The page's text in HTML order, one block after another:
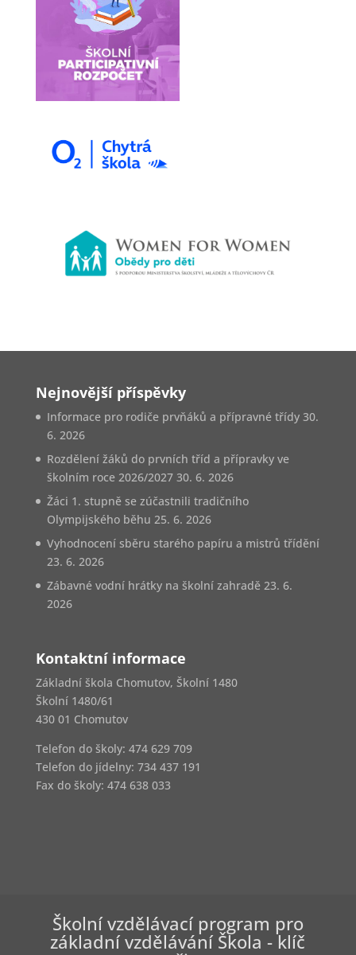
Nejnovější příspěvky
Informace pro rodiče prvňáků a přípravné třídy 30.
6. 2026
Rozdělení žáků do prvních tříd a přípravky ve
školním roce 2026/2027 30. 6. 2026
Žáci 1. stupně se zúčastnili tradičního
Olympijského běhu 25. 6. 2026
Vyhodnocení sběru starého papíru a mistrů třídění
23. 6. 2026
Zábavné vodní hrátky na školní zahradě 23. 6.
2026
Kontaktní informace
Základní škola Chomutov, Školní 1480
Školní 1480/61
430 01 Chomutov
Telefon do školy: 474 629 709
Telefon do jídelny: 734 437 191
Fax do školy: 474 638 033
Školní vzdělávací program pro
základní vzdělávání Škola - klíč